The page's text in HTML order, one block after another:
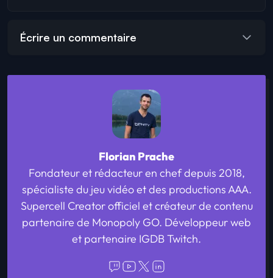
Écrire un commentaire
Florian Prache
Fondateur et rédacteur en chef depuis 2018,
spécialiste du jeu vidéo et des productions AAA.
Supercell Creator officiel et créateur de contenu
partenaire de Monopoly GO. Développeur web
et partenaire IGDB Twitch.